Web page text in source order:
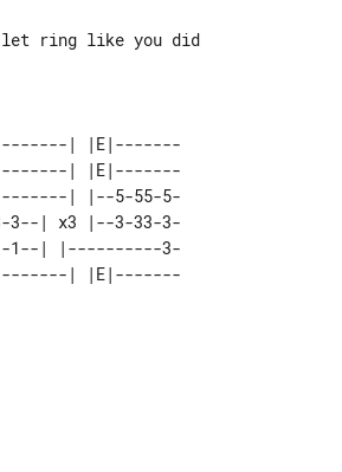
let ring like you did
| |E|-------
| |E|-------
| |--5-55-5-
3--| x3 |--3-33-3-
1-1--| |----------3-
| |E|-------